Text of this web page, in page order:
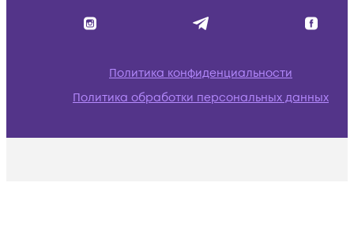
Политика конфиденциальности
Политика обработки персональных данных